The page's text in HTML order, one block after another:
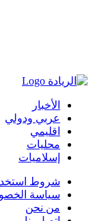
الأخبار
عربي ودولي
اقليمي
محليات
إسلاميات
شروط
سياسة
من نحن